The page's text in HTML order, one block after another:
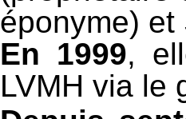
éponyme) et
En 1999,
LVMH via le